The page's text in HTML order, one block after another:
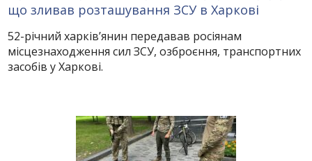
що зливав розташування ЗСУ в Харкові
52-річний харків’янин передавав росіянам
місцезнаходження сил ЗСУ, озброєння, транспортних
засобів у Харкові.